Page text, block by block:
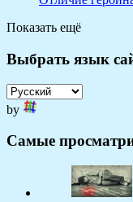
Показать ещё
Выбрать язык
by
Самые